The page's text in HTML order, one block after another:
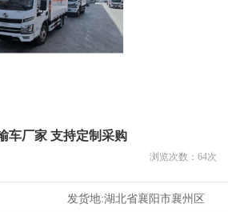
车厂家 支持定制采购
浏览次数： 64次
发货地:湖北省襄阳市襄州区